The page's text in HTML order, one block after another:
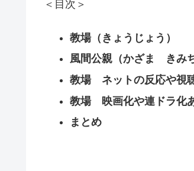
＜目次＞
教場（きょうじょう）
風間公親（かざま きみ
教場 ネットの反応や視
教場 映画化や連ドラ化
まとめ